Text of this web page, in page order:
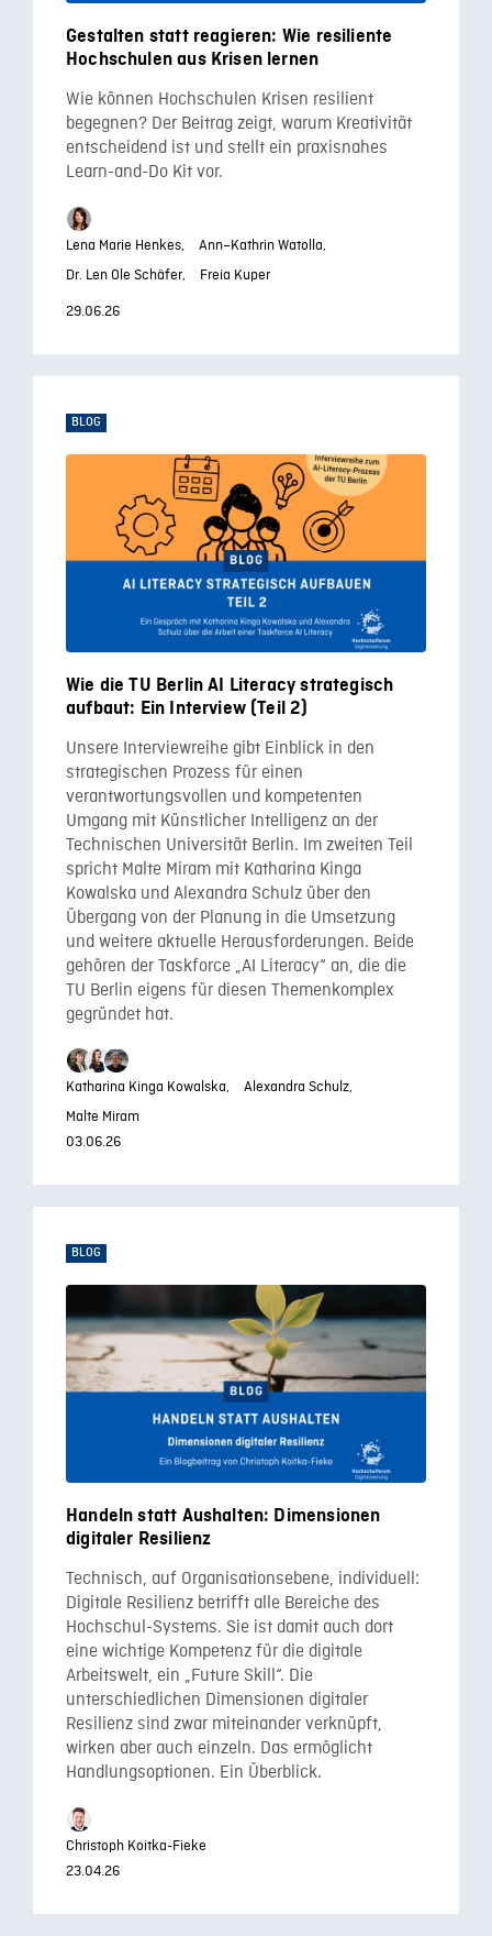
Gestalten statt reagieren: Wie resiliente
Hochschulen aus Krisen lernen
Wie können Hochschulen Krisen resilient
begegnen? Der Beitrag zeigt, warum Kreativität
entscheidend ist und stellt ein praxisnahes
Learn-and-Do Kit vor.
Lena Marie Henkes,
Ann–Kathrin Watolla,
Dr. Len Ole Schäfer,
Freia Kuper
29.06.26
BLOG
Wie die TU Berlin AI Literacy strategisch
aufbaut: Ein Interview (Teil 2)
Unsere Interviewreihe gibt Einblick in den
strategischen Prozess für einen
verantwortungsvollen und kompetenten
Umgang mit Künstlicher Intelligenz an der
Technischen Universität Berlin. Im zweiten Teil
spricht Malte Miram mit Katharina Kinga
Kowalska und Alexandra Schulz über den
Übergang von der Planung in die Umsetzung
und weitere aktuelle Herausforderungen. Beide
gehören der Taskforce „AI Literacy“ an, die die
TU Berlin eigens für diesen Themenkomplex
gegründet hat.
Katharina Kinga Kowalska,
Alexandra Schulz,
Malte Miram
03.06.26
BLOG
Handeln statt Aushalten: Dimensionen
digitaler Resilienz
Technisch, auf Organisationsebene, individuell:
Digitale Resilienz betrifft alle Bereiche des
Hochschul-Systems. Sie ist damit auch dort
eine wichtige Kompetenz für die digitale
Arbeitswelt, ein „Future Skill“. Die
unterschiedlichen Dimensionen digitaler
Resilienz sind zwar miteinander verknüpft,
wirken aber auch einzeln. Das ermöglicht
Handlungsoptionen. Ein Überblick.
Christoph Koitka-Fieke
23.04.26